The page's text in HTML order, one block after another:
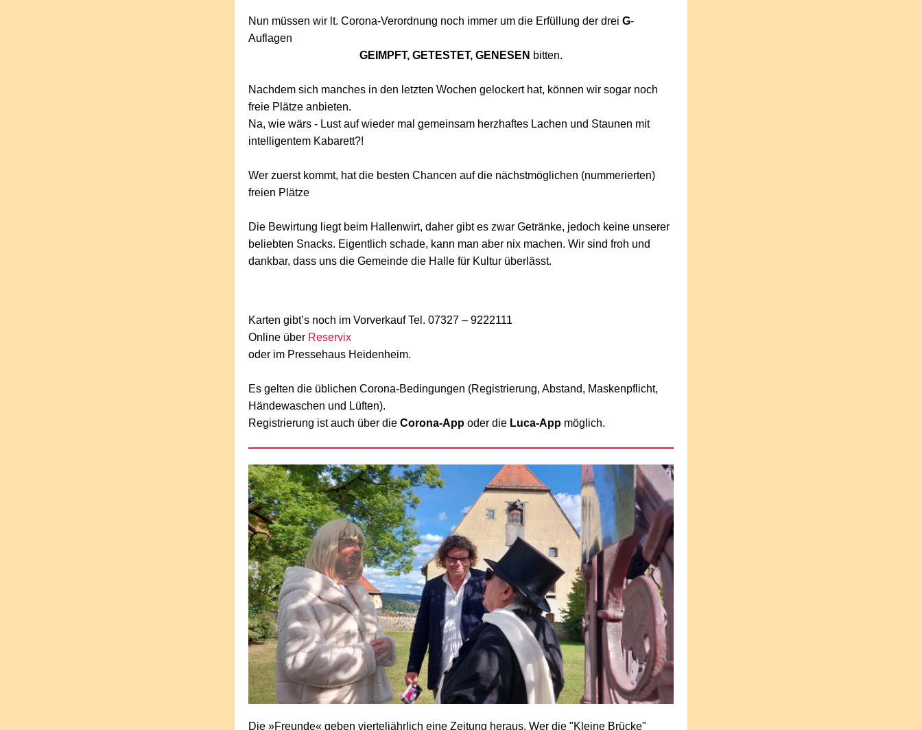
Nun müssen wir lt. Corona-Verordnung noch immer um die Erfüllung der drei G-
Auflagen
GEIMPFT, GETESTET, GENESEN bitten.
Nachdem sich manches in den letzten Wochen gelockert hat, können wir sogar noch
freie Plätze anbieten.
Na, wie wärs - Lust auf wieder mal gemeinsam herzhaftes Lachen und Staunen mit
intelligentem Kabarett?!
Wer zuerst kommt, hat die besten Chancen auf die nächstmöglichen (nummerierten)
freien Plätze
Die Bewirtung liegt beim Hallenwirt, daher gibt es zwar Getränke, jedoch keine unserer
beliebten Snacks. Eigentlich schade, kann man aber nix machen. Wir sind froh und
dankbar, dass uns die Gemeinde die Halle für Kultur überlässt.
Karten gibt’s noch im Vorverkauf Tel. 07327 – 9222111
Online über Reservix
oder im Pressehaus Heidenheim.
Es gelten die üblichen Corona-Bedingungen (Registrierung, Abstand, Maskenpflicht,
Händewaschen und Lüften).
Registrierung ist auch über die Corona-App oder die Luca-App möglich.
Die »Freunde« geben vierteljährlich eine Zeitung heraus. Wer die "Kleine Brücke"